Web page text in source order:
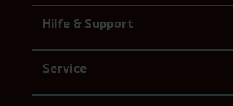
Hilfe & Support
Service